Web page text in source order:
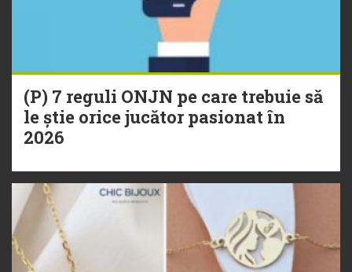
(P) 7 reguli ONJN pe care trebuie să
le știe orice jucător pasionat în
2026